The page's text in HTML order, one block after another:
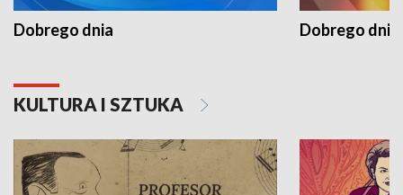
Dobrego dnia Dobrego dnia
KULTURA I SZTUKA